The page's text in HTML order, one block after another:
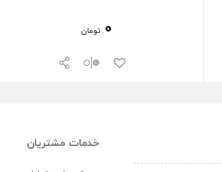
0 تومان
خدمات مشتریان